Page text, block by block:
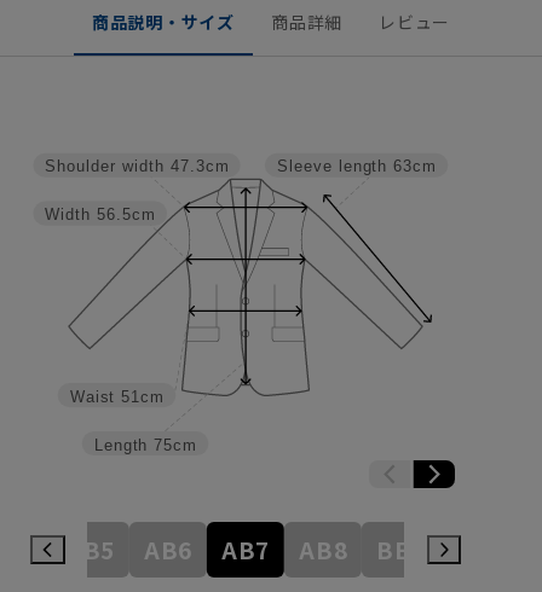
商品説明・サイズ 商品詳細 レビュー
Sleeve length 63cm
Length 75cm
Waist 51cm
Width 56.5cm
Shoulder width 47.3cm
AB5 AB6 AB7 AB8 BE3 BE4